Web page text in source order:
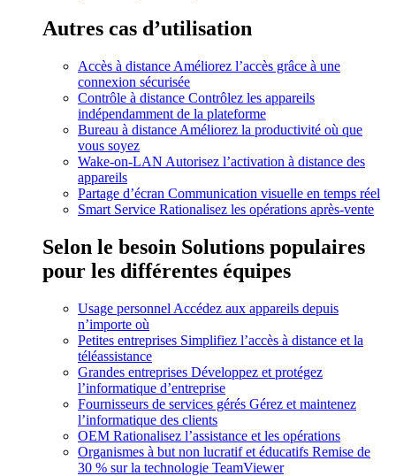
Autres cas d’utilisation
Accès à distance Améliorez l’accès grâce à une
connexion sécurisée
Contrôle à distance Contrôlez les appareils
indépendamment de la plateforme
Bureau à distance Améliorez la productivité où que
vous soyez
Wake-on-LAN Autorisez l’activation à distance des
appareils
Partage d’écran Communication visuelle en temps réel
Smart Service Rationalisez les opérations après-vente
Selon le besoin Solutions populaires
pour les différentes équipes
Usage personnel Accédez aux appareils depuis
n’importe où
Petites entreprises Simplifiez l’accès à distance et la
téléassistance
Grandes entreprises Développez et protégez
l’informatique d’entreprise
Fournisseurs de services gérés Gérez et maintenez
l’informatique des clients
OEM Rationalisez l’assistance et les opérations
Organismes à but non lucratif et éducatifs Remise de
30 % sur la technologie TeamViewer